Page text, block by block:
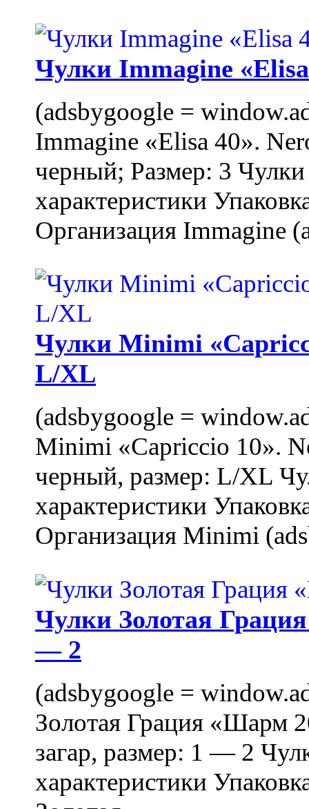
Чулки Immagine
(adsbygoogle =
Immagine «Elisa 40».
черный; Размер: 3
характеристики
Организация Immagine
Чулки Minimi
L/XL
(adsbygoogle =
Minimi «Capriccio 10».
черный, размер: L/XL
характеристики
Организация Minimi
Чулки Золотая
— 2
(adsbygoogle =
Золотая Грация «Шарм
загар, размер: 1 — 2
характеристики